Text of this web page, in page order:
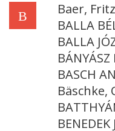
B
Baer, Fritz
BALLA
BALLA
BÁNYÁSZ
BASCH
Bäschke,
BENEDEK